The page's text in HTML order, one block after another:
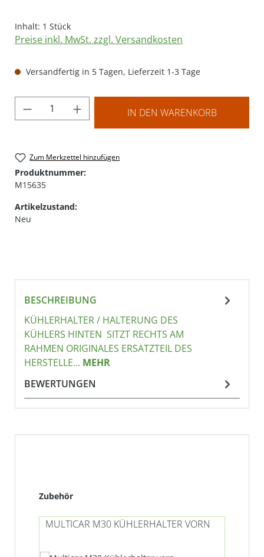
Inhalt: 1 Stück
Preise inkl. MwSt. zzgl. Versandkosten
Versandfertig in 5 Tagen, Lieferzeit 1-3 Tage
Produkt Anzahl: Gib den gewünschten
IN DEN WARENKORB
Zum Merkzettel hinzufügen
Produktnummer:
M15635
Artikelzustand:
Neu
BESCHREIBUNG
KÜHLERHALTER / HALTERUNG DES
KÜHLERS HINTEN SITZT RECHTS AM
RAHMEN ORIGINALES ERSATZTEIL DES
HERSTELLE… MEHR
BEWERTUNGEN
Produktgalerie überspringen
Zubehör
MULTICAR M30 KÜHLERHALTER VORN